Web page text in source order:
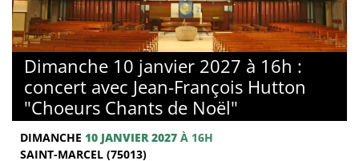
Dimanche 10 janvier 2027 à 16h :
concert avec Jean-François Hutton
"Choeurs Chants de Noël"
DIMANCHE 10 JANVIER 2027 À 16H
SAINT-MARCEL (75013)